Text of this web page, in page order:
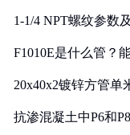
1-1/4 NPT螺纹参数
F1010E是什么管？
20x40x2镀锌方管单
抗渗混凝土中P6和